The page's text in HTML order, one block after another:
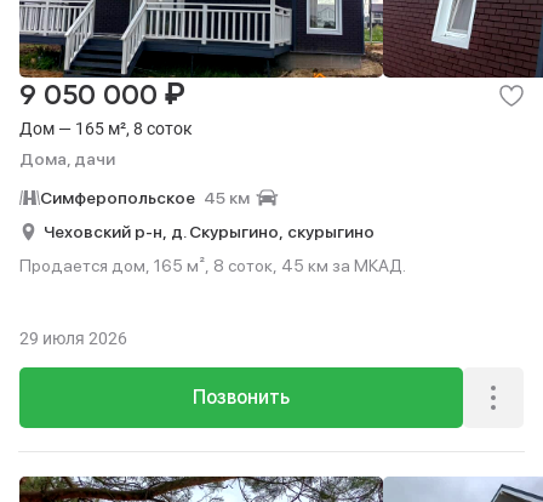
Дом — 165 м², 8 соток
Дома, дачи
9 050 000 ₽
Симферопольское 45 км
Чеховский р-н, д. Скурыгино, скурыгино
Продается дом, 165 м², 8 соток, 45 км за МКАД.
Позвонить
29 июля 2026